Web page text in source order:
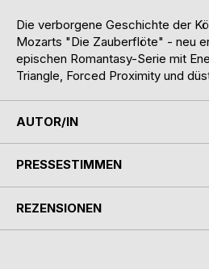
Die verborgene Geschichte der
Mozarts "Die Zauberflöte" - neu
epischen Romantasy-Serie mit
Triangle, Forced Proximity und
AUTOR/IN
PRESSESTIMMEN
REZENSIONEN